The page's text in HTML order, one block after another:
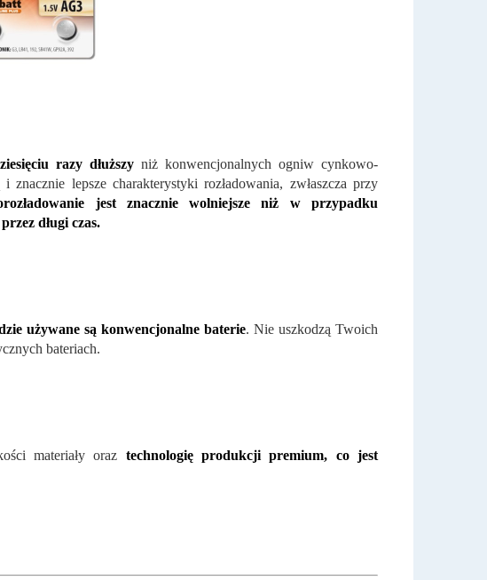
razy dłuższy niż konwencjonalnych ogniw cynkowo-
lepsze charakterystyki rozładowania, zwłaszcza przy
jest znacznie wolniejsze niż w przypadku
długi czas.
używane są konwencjonalne baterie. Nie uszkodzą Twoich
bateriach.
materiały oraz technologię produkcji premium, co jest